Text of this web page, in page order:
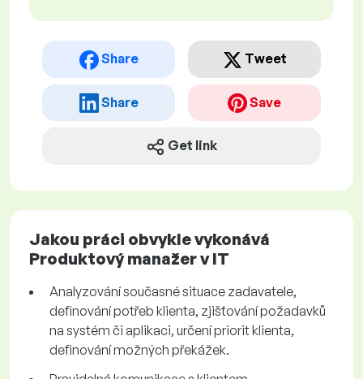
Share Tweet
Share Save
Get link
Jakou práci obvykle vykonává
Produktový manažer v IT
Analyzování současné situace zadavatele,
definování potřeb klienta, zjišťování požadavků
na systém či aplikaci, určení priorit klienta,
definování možných překážek.